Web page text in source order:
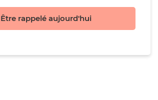
Être rappelé aujourd'hui